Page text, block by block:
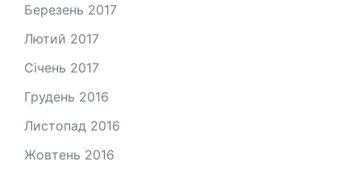
Березень 2017
Лютий 2017
Січень 2017
Грудень 2016
Листопад 2016
Жовтень 2016